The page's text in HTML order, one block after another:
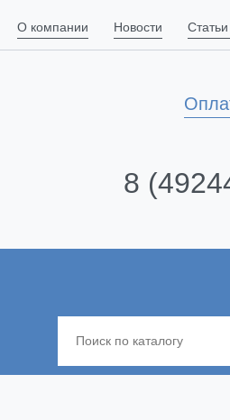
О компании Новости
8